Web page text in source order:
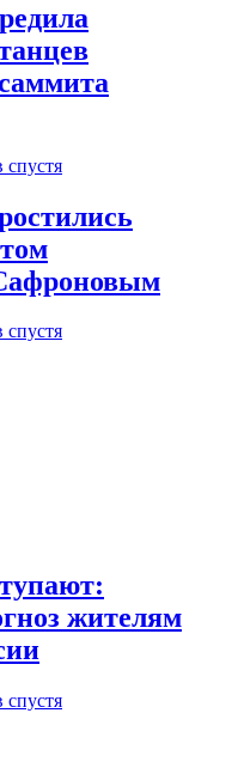
спустя
спустя
жителям
спустя